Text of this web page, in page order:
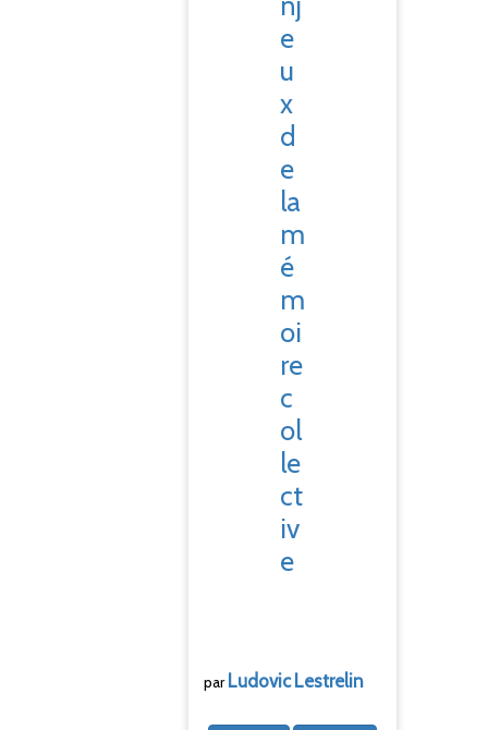
e
u
x
d
e
la
m
é
m
oi
re
c
ol
le
ct
iv
e
parLudovic Lestrelin